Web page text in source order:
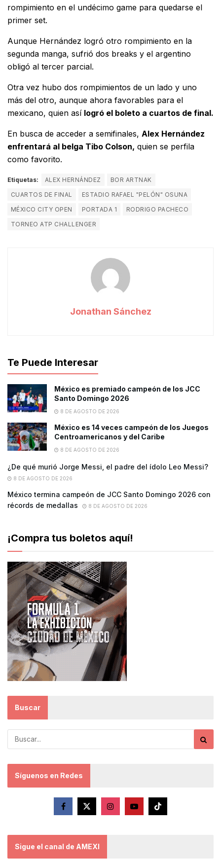
rompimiento en el undécimo game para quedarse el
primer set.
Aunque Hernández logró otro rompimiento en la
segunda manga, sufrió dos breaks y el argentino
obligó al tercer parcial.
Otra vez hubo dos rompimientos de un lado y uno
más del otro, aunque ahora favorables para el
mexicano, quien así logró el boleto a cuartos de final.
En busca de acceder a semifinales, Alex Hernández
enfrentará al belga Tibo Colson, quien se perfila
como favorito.
Etiquetas: ALEX HERNÁNDEZ
BOR ARTNAK
CUARTOS DE FINAL
ESTADIO RAFAEL "PELÓN" OSUNA
MÉXICO CITY OPEN
PORTADA 1
RODRIGO PACHECO
TORNEO ATP CHALLENGER
Jonathan Sánchez
Te Puede Interesar
México es premiado campeón de los JCC
Santo Domingo 2026
8 DE AGOSTO DE 2026
México es 14 veces campeón de los Juegos
Centroamericanos y del Caribe
8 DE AGOSTO DE 2026
¿De qué murió Jorge Messi, el padre del ídolo Leo Messi?
8 DE AGOSTO DE 2026
México termina campeón de JCC Santo Domingo 2026 con
récords de medallas
8 DE AGOSTO DE 2026
¡Compra tus boletos aquí!
Buscar
Síguenos en Redes
Sigue el canal de AMEXI